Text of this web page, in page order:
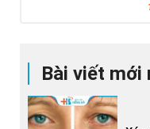
Bài viết mới